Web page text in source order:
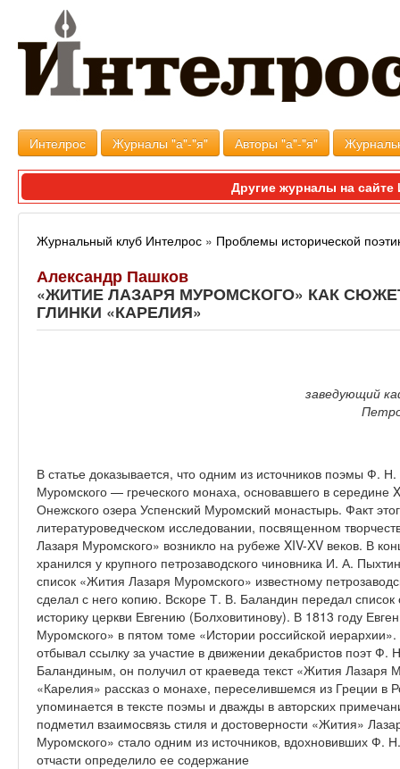
Интелрос Журналы "а"-"я" Авторы "а"-"я"
Другие журналы на
Журнальный клуб Интелрос » Проблемы исторической
Александр Пашков
«ЖИТИЕ ЛАЗАРЯ МУРОМСКОГО» КАК
ГЛИНКИ «КАРЕЛИЯ»
заведующий
В статье доказывается, что одним из источников поэмы Ф.
Муромского — греческого монаха, основавшего в середине
Онежского озера Успенский Муромский монастырь. Факт
литературоведческом исследовании, посвященном
Лазаря Муромского» возникло на рубеже XIV-XV веков. В
хранился у крупного петрозаводского чиновника И. А.
список «Жития Лазаря Муромского» известному
сделал с него копию. Вскоре Т. В. Баландин передал
историку церкви Евгению (Болховитинову). В 1813 году
Муромского» в пятом томе «Истории российской
отбывал ссылку за участие в движении декабристов поэт
Баландиным, он получил от краеведа текст «Жития Лазаря
«Карелия» рассказ о монахе, переселившемся из Греции в
упоминается в тексте поэмы и дважды в авторских
подметил взаимосвязь стиля и достоверности «Жития»
Муромского» стало одним из источников, вдохновивших Ф.
отчасти определило ее содержание